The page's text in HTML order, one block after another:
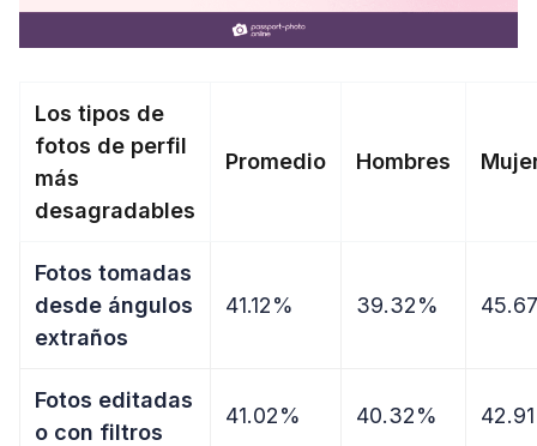
Los tipos de
fotos de perfil
más
desagradables
Promedio Hombres
Fotos tomadas
desde ángulos
extraños
41.12% 39.32%
Fotos editadas
o con filtros
41.02% 40.32%